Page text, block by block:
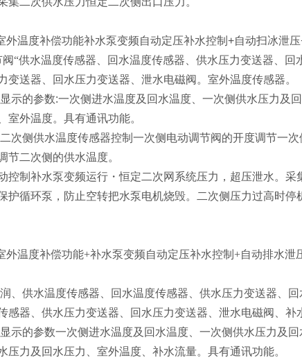
外温度补偿功能补水泵变频自动定压补水控制 +自动扫冰泄压
阀“供水温度传感器、回水温度传感器、供水压力变送器、回
变送器、回水压力变送器、泄水电磁阀。室外温度传感器。
示的参数:一次侧进水温度及回水温度、一次侧供水压力及
室外温度。具有通讯功能。
次侧供水温度传感器控制一次侧电动调节阀的开度调节一
节二次侧的供水温度。
控制补水泵变频运行 ・恒定二次网系统压力，超压泄水。采
护循环泵，防止空转把水泵电机烧毁。二次侧压力过高时
外温度补偿功能+补水泵变频自动定压补水控制+自动排水
、供水温度传感器、回水温度传感器、供水压力变送器、
感器、供水压力变送器、回水压力变送器、泄水电磁阀、补
示的参数一次侧进水温度及回水温度、一次侧供水压力及
压力及回水压力、室外温度、补水流量。具有通讯功能。